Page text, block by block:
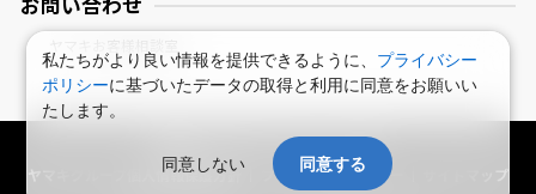
鰹節屋・だし屋、ヤマキ。 : HOME
ヤマキグループ個人情報保護方針
プライバシーポリシー
サイトマップ
私たちがより良い情報を提供できるように、 プライバシー
ポリシーに基づいたデータの取得と利用に同意をお願いい
たします。
同意しない 同意する